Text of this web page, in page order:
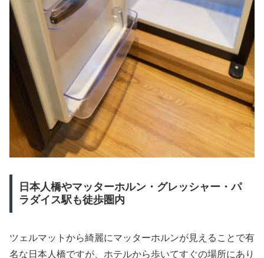
日本人橋やマッターホルン・グレッシャー・パ
ラダイス駅も徒歩圏内
ツェルマットから綺麗にマッターホルンが見えることで有
名な日本人橋ですが、ホテルから歩いてすぐの場所にあり